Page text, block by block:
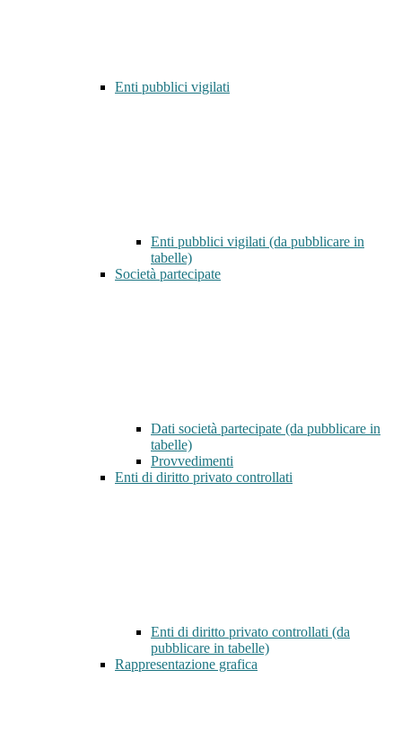
Enti pubblici vigilati
Enti pubblici vigilati (da pubblicare in
tabelle)
Società partecipate
Dati società partecipate (da pubblicare in
tabelle)
Provvedimenti
Enti di diritto privato controllati
Enti di diritto privato controllati (da
pubblicare in tabelle)
Rappresentazione grafica